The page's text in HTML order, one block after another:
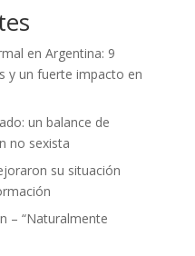
en Argentina: 9
y un fuerte impacto en
un balance de
no sexista
su situación
– “Naturalmente